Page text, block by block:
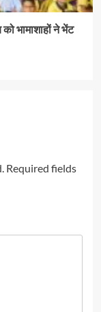
भामाशाहों ने भेंट
Required fields